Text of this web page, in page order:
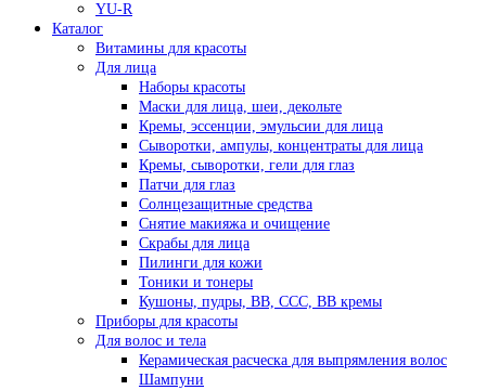
YU-R
Каталог
Витамины для красоты
Для лица
Наборы красоты
Маски для лица, шеи, декольте
Кремы, эссенции, эмульсии для лица
Сыворотки, ампулы, концентраты для лица
Кремы, сыворотки, гели для глаз
Патчи для глаз
Солнцезащитные средства
Снятие макияжа и очищение
Скрабы для лица
Пилинги для кожи
Тоники и тонеры
Кушоны, пудры, ВВ, ССС, ВВ кремы
Приборы для красоты
Для волос и тела
Керамическая расческа для выпрямления волос
Шампуни